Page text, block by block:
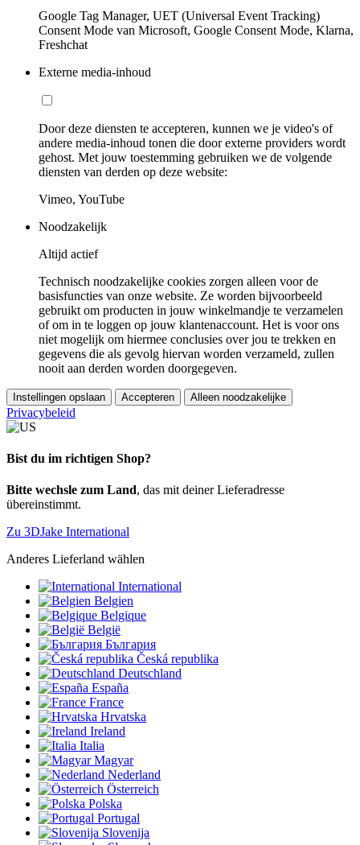
Google Tag Manager, UET (Universal Event Tracking)
Consent Mode van Microsoft, Google Consent Mode, Klarna,
Freshchat
Externe media-inhoud
Door deze diensten te accepteren, kunnen we je video's of
andere media-inhoud tonen die door externe providers wordt
gehost. Met jouw toestemming gebruiken we de volgende
diensten van derden op deze website:
Vimeo, YouTube
Noodzakelijk
Altijd actief
Technisch noodzakelijke cookies zorgen alleen voor de
basisfuncties van onze website. Ze worden bijvoorbeeld
gebruikt om producten in jouw winkelmandje te verzamelen
of om in te loggen op jouw klantenaccount. Het is voor ons
niet mogelijk om hiermee conclusies over jou te trekken en
gegevens die als gevolg hiervan worden verzameld, zullen
nooit aan derden worden doorgegeven.
Instellingen opslaan Accepteren Alleen noodzakelijke
Privacybeleid
Bist du im richtigen Shop?
Bitte wechsle zum Land, das mit deiner Lieferadresse
übereinstimmt.
Zu 3DJake International
Anderes Lieferland wählen
International
Belgien
Belgique
België
България
Česká republika
Deutschland
España
France
Hrvatska
Ireland
Italia
Magyar
Nederland
Österreich
Polska
Portugal
Slovenija